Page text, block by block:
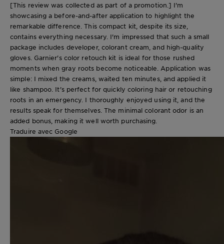
[This review was collected as part of a promotion.] I'm
showcasing a before-and-after application to highlight the
remarkable difference. This compact kit, despite its size,
contains everything necessary. I'm impressed that such a small
package includes developer, colorant cream, and high-quality
gloves. Garnier's color retouch kit is ideal for those rushed
moments when gray roots become noticeable. Application was
simple: I mixed the creams, waited ten minutes, and applied it
like shampoo. It's perfect for quickly coloring hair or retouching
roots in an emergency. I thoroughly enjoyed using it, and the
results speak for themselves. The minimal colorant odor is an
added bonus, making it well worth purchasing.
Traduire avec Google